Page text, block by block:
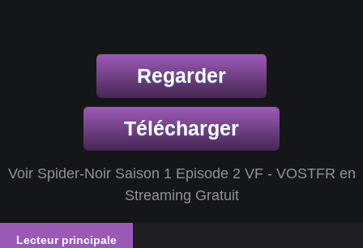
Regarder
Télécharger
Voir Spider-Noir Saison 1 Episode 2 VF - VOSTFR en
Streaming Gratuit
Lecteur principale